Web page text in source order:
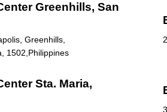
Greenhills, San
Greenhills,
1502,Philippines
Sta. Maria,